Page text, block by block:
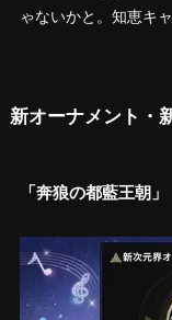
ゃないかと。知恵キ
新オーナメント・
「奔狼の都藍王朝